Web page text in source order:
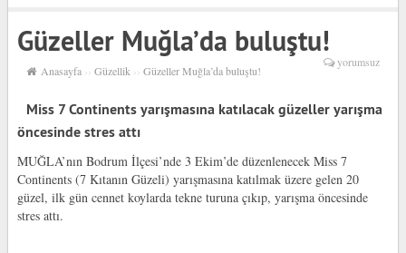
Güzeller Muğla’da buluştu!
Anasayfa ›› Güzellik ›› Güzeller Muğla’da buluştu!
yorumsuz
Miss 7 Continents yarışmasına katılacak güzeller yarışma
öncesinde stres attı
MUĞLA’nın Bodrum İlçesi’nde 3 Ekim’de düzenlenecek Miss 7
Continents (7 Kıtanın Güzeli) yarışmasına katılmak üzere gelen 20
güzel, ilk gün cennet koylarda tekne turuna çıkıp, yarışma öncesinde
stres attı.